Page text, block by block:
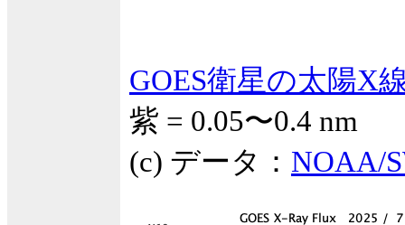
GOES衛星の太陽X
紫 = 0.05〜0.4 nm
(c) データ： NOAA/